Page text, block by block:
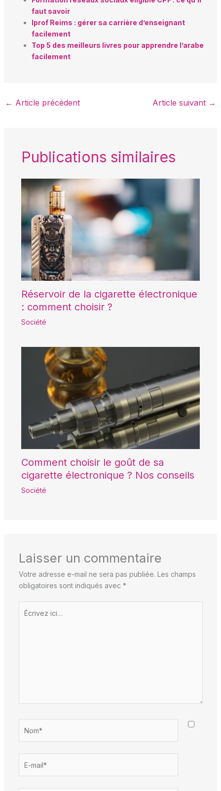
faut savoir
Iprof Reims : gérer sa carrière d’enseignant
facilement
Top 5 des meilleurs livres pour apprendre l’arabe
facilement
← Article précédent Article suivant →
Publications similaires
Réservoir de la cigarette électronique
: comment choisir ?
Société
Comment choisir le goût de sa
cigarette électronique ? Nos conseils
Société
Laisser un commentaire
Votre adresse e-mail ne sera pas publiée. Les champs
obligatoires sont indiqués avec *
Écrivez
ici…
mail*